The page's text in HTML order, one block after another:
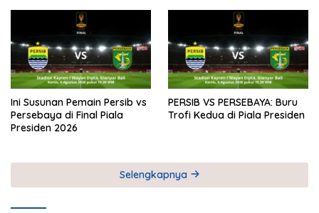
Ini Susunan Pemain Persib vs
Persebaya di Final Piala
Presiden 2026
PERSIB VS PERSEBAYA: Buru
Trofi Kedua di Piala Presiden
Selengkapnya